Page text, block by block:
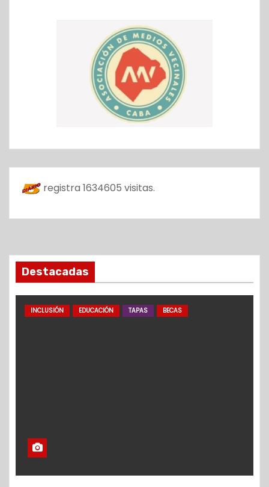
registra 1634605 visitas.
Destacadas
INCLUSIÓN EDUCACIÓN TAPAS BECAS